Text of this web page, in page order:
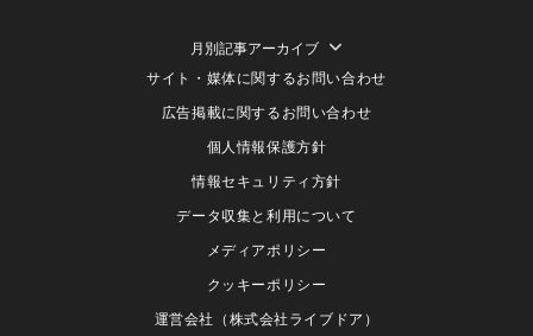
月別記事アーカイブ
サイト・媒体に関するお問い合わせ
広告掲載に関するお問い合わせ
個人情報保護方針
情報セキュリティ方針
データ収集と利用について
メディアポリシー
クッキーポリシー
運営会社（株式会社ライブドア）